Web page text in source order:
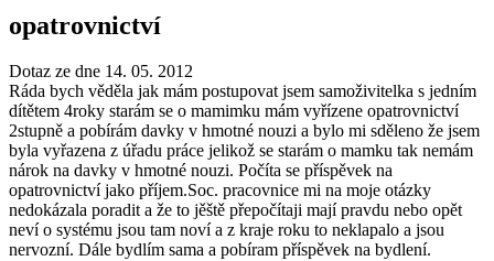
opatrovnictví
Dotaz ze dne 14. 05. 2012
Ráda bych věděla jak mám postupovat jsem samoživitelka s jedním
dítětem 4roky starám se o mamimku mám vyřízene opatrovnictví
2stupně a pobírám davky v hmotné nouzi a bylo mi sděleno že jsem
byla vyřazena z úřadu práce jelikož se starám o mamku tak nemám
nárok na davky v hmotné nouzi. Počíta se příspěvek na
opatrovnictví jako příjem.Soc. pracovnice mi na moje otázky
nedokázala poradit a že to jěště přepočítaji mají pravdu nebo opět
neví o systému jsou tam noví a z kraje roku to neklapalo a jsou
nervozní. Dále bydlím sama a pobíram příspěvek na bydlení.